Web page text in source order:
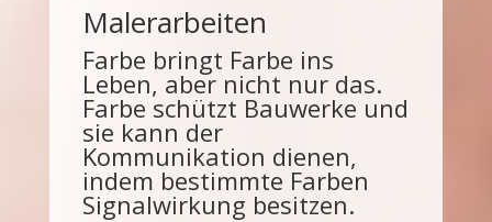
Malerarbeiten
Farbe bringt Farbe ins
Leben, aber nicht nur das.
Farbe schützt Bauwerke und
sie kann der
Kommunikation dienen,
indem bestimmte Farben
Signalwirkung besitzen.